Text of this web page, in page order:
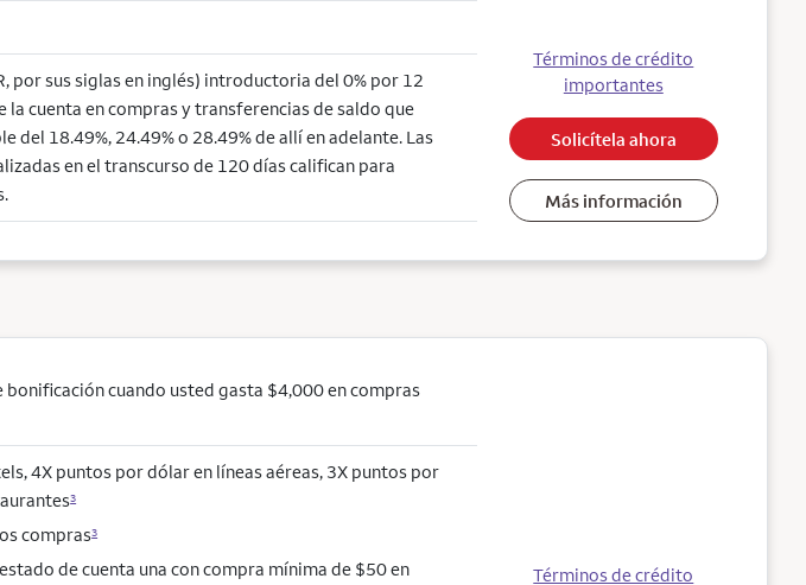
por sus siglas en inglés) introductoria del 0% por 12
la cuenta en compras y transferencias de saldo que
del 18.49%, 24.49% o 28.49% de allí en adelante. Las
en el transcurso de 120 días califican para
Términos de crédito
importantes
Solicítela ahora
Más información
cuando usted gasta $4,000 en compras
4X puntos por dólar en líneas aéreas, 3X puntos por
3
compras3
de cuenta una con compra mínima de $50 en
Términos de crédito